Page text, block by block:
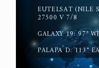
EUTELSAT (NILE
27500 V 7/8
GALAXY 19: 97°
PALAPA D: 113°